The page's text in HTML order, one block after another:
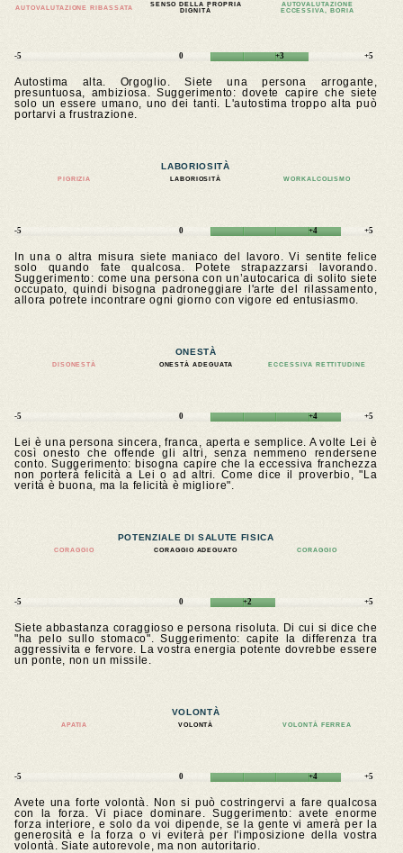
AUTOVALUTAZIONE RIBASSATA
SENSO DELLA PROPRIA
DIGNITÀ
AUTOVALUTAZIONE
ECCESSIVA, BORIA
-5 0 +3 +5
Autostima alta. Orgoglio. Siete una persona arrogante,
presuntuosa, ambiziosa. Suggerimento: dovete capire che siete
solo un essere umano, uno dei tanti. L'autostima troppo alta può
portarvi a frustrazione.
LABORIOSITÀ
PIGRIZIA LABORIOSITÀ WORKALCOLISMO
-5 0 +4 +5
In una o altra misura siete maniaco del lavoro. Vi sentite felice
solo quando fate qualcosa. Potete strapazzarsi lavorando.
Suggerimento: come una persona con un’autocarica di solito siete
occupato, quindi bisogna padroneggiare l'arte del rilassamento,
allora potrete incontrare ogni giorno con vigore ed entusiasmo.
ONESTÀ
DISONESTÀ ONESTÀ ADEGUATA ECCESSIVA RETTITUDINE
-5 0 +4 +5
Lei è una persona sincera, franca, aperta e semplice. A volte Lei è
così onesto che offende gli altri, senza nemmeno rendersene
conto. Suggerimento: bisogna capire che la eccessiva franchezza
non porterà felicità a Lei o ad altri. Come dice il proverbio, "La
verità è buona, ma la felicità è migliore".
POTENZIALE DI SALUTE FISICA
CORAGGIO CORAGGIO ADEGUATO CORAGGIO
-5 0 +2 +5
Siete abbastanza coraggioso e persona risoluta. Di cui si dice che
"ha pelo sullo stomaco". Suggerimento: capite la differenza tra
aggressivita e fervore. La vostra energia potente dovrebbe essere
un ponte, non un missile.
VOLONTÀ
APATIA VOLONTÀ VOLONTÀ FERREA
-5 0 +4 +5
Avete una forte volontà. Non si può costringervi a fare qualcosa
con la forza. Vi piace dominare. Suggerimento: avete enorme
forza interiore, e solo da voi dipende, se la gente vi amerà per la
generosità e la forza o vi eviterà per l'imposizione della vostra
volontà. Siate autorevole, ma non autoritario.